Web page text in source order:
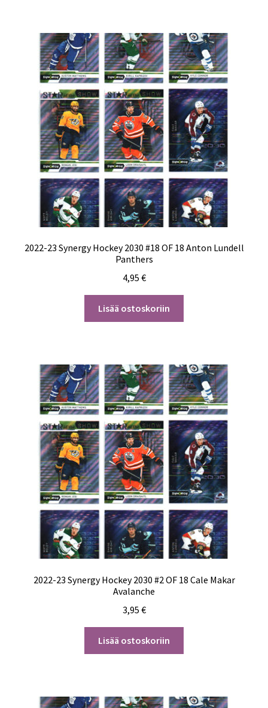
2022-23 Synergy Hockey 2030 #18 OF 18 Anton Lundell
Panthers
4,95 €
Lisää ostoskoriin
2022-23 Synergy Hockey 2030 #2 OF 18 Cale Makar
Avalanche
3,95 €
Lisää ostoskoriin